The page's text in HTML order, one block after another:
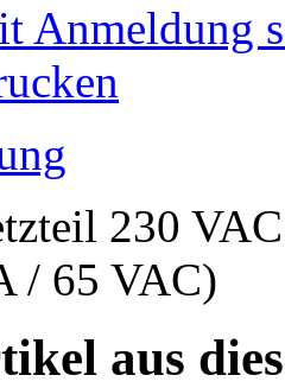
Anmeldung
230
/ 65 VAC)
aus